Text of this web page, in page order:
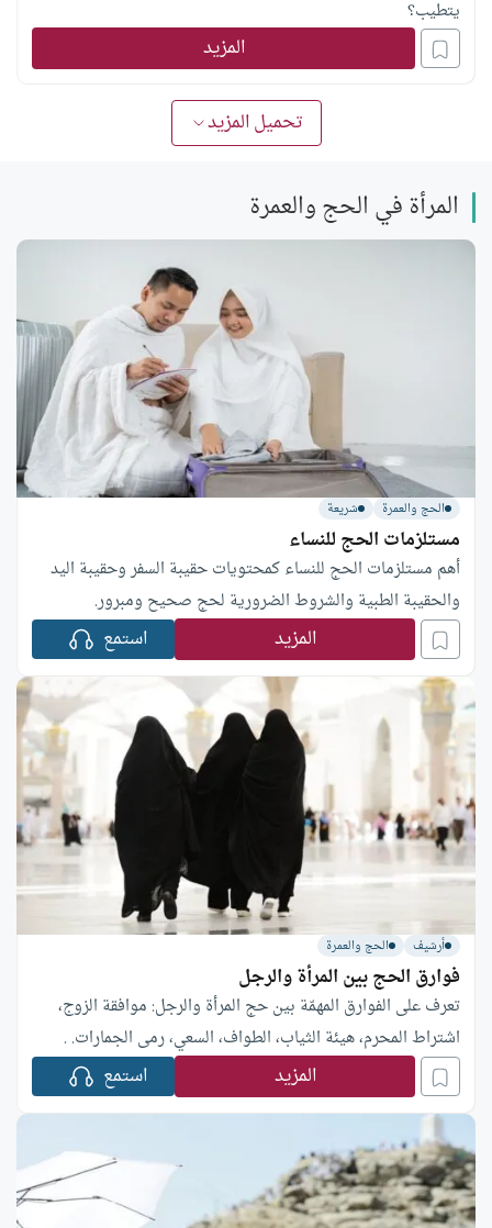
يتطيب؟
المزيد
تحميل المزيد
المرأة في الحج والعمرة
الحج والعمرة شريعة
مستلزمات الحج للنساء
أهم مستلزمات الحج للنساء كمحتويات حقيبة السفر وحقيبة اليد
والحقيبة الطبية والشروط الضرورية لحج صحيح ومبرور.
المزيد استمع
أرشيف الحج والعمرة
فوارق الحج بين المرأة والرجل
تعرف على الفوارق المهمّة بين حج المرأة والرجل: موافقة الزوج،
اشتراط المحرم، هيئة الثياب، الطواف، السعي، رمى الجمارات. .
المزيد استمع